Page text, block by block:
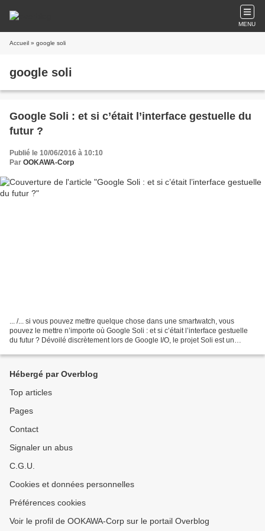
MENU
Accueil » google soli
google soli
Google Soli : et si c’était l’interface gestuelle du
futur ?
Publié le 10/06/2016 à 10:10
Par OOKAWA-Corp
... /... si vous pouvez mettre quelque chose dans une smartwatch, vous
pouvez le mettre n’importe où Google Soli : et si c’était l’interface gestuelle
du futur ? Dévoilé discrètement lors de Google I/O, le projet Soli est un
Hébergé par Overblog
Top articles
Pages
Contact
Signaler un abus
C.G.U.
Cookies et données personnelles
Préférences cookies
Voir le profil de OOKAWA-Corp sur le portail Overblog